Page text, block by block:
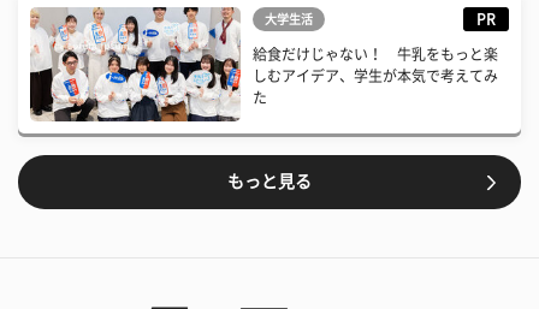
大学生活 PR
給食だけじゃない！ 牛乳をもっと楽
しむアイデア、学生が本気で考えてみ
た
もっと見る